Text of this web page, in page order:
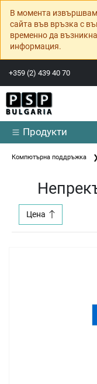
В момента
сайта във връзка с
временно да
информация.
+359 (2) 439 40 70
Продукти
Компютърна поддръжка
Цена